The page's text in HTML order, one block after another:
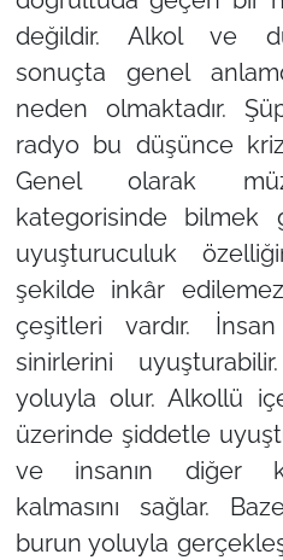
değildir. Alkol ve
sonuçta genel
neden olmaktadır.
radyo bu düşünce
Genel olarak
kategorisinde bilmek
uyuşturuculuk
şekilde inkâr
çeşitleri vardır.
sinirlerini
yoluyla olur. Alkollü
üzerinde şiddetle
ve insanın diğer
kalmasını sağlar.
burun yoluyla